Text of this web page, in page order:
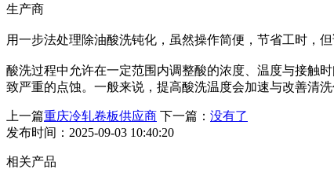
生产商
用一步法处理除油酸洗钝化，虽然操作简便，节省工时，
酸洗过程中允许在一定范围内调整酸的浓度、温度与接触
致严重的点蚀。一般来说，提高酸洗温度会加速与改善清
上一篇重庆冷轧卷板供应商 下一篇： 没有了
发布时间：2025-09-03 10:40:20
相关产品